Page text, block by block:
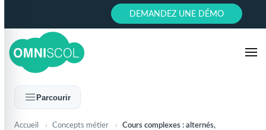
DEMANDEZ UNE DÉMO
Parcourir
Accueil › Concepts métier ›
Cours complexes : alternés,